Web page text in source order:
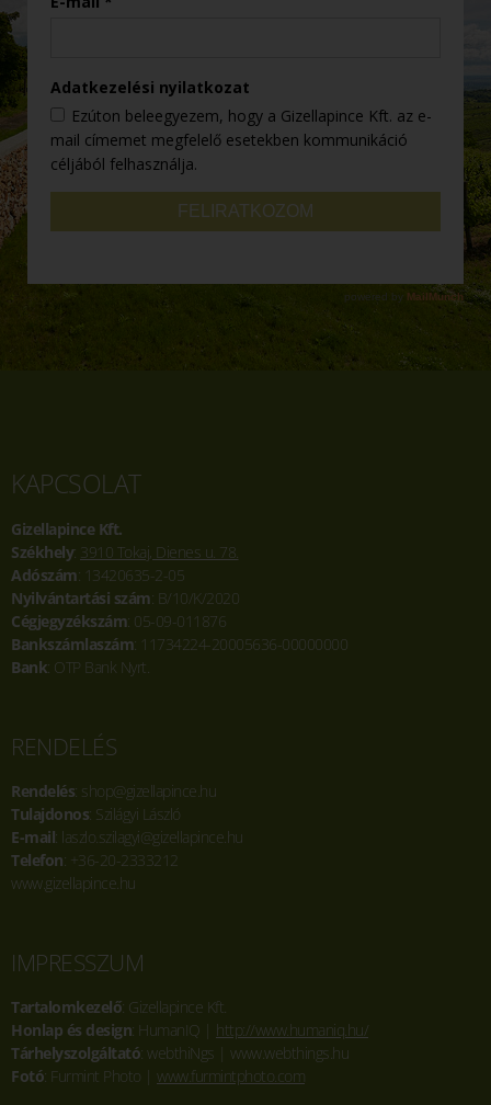
KAPCSOLAT
Gizellapince Kft.
Székhely: 3910 Tokaj, Dienes u. 78.
Adószám: 13420635-2-05
Nyilvántartási szám: B/10/K/2020
Cégjegyzékszám: 05-09-011876
Bankszámlaszám: 11734224-20005636-00000000
Bank: OTP Bank Nyrt.
RENDELÉS
Rendelés: shop@gizellapince.hu
Tulajdonos: Szilágyi László
E-mail: laszlo.szilagyi@gizellapince.hu
Telefon: +36-20-2333212
www.gizellapince.hu
IMPRESSZUM
Tartalomkezelő: Gizellapince Kft.
Honlap és design: HumanIQ | http://www.humaniq.hu/
Tárhelyszolgáltató: webthiNgs | www.webthings.hu
Fotó: Furmint Photo | www.furmintphoto.com